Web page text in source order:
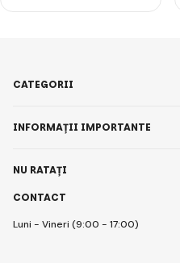
CONTACT
Luni - Vineri (9:00 - 17:00)
CATEGORII
INFORMAȚII IMPORTANTE
NU RATAȚI